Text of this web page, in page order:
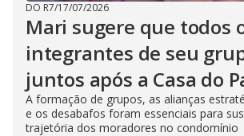
DO R7/17/07/2026
Mari sugere que todos
integrantes de seu
juntos após a Casa do
A formação de grupos, as alianças
e os desabafos foram essenciais para
trajetória dos moradores no condomínio